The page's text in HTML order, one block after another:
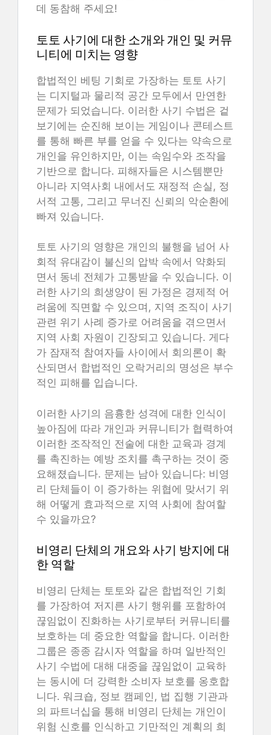
데 동참해 주세요!
토토 사기에 대한 소개와 개인 및 커뮤
니티에 미치는 영향
합법적인 베팅 기회로 가장하는 토토 사기
는 디지털과 물리적 공간 모두에서 만연한
문제가 되었습니다. 이러한 사기 수법은 겉
보기에는 순진해 보이는 게임이나 콘테스트
를 통해 빠른 부를 얻을 수 있다는 약속으로
개인을 유인하지만, 이는 속임수와 조작을
기반으로 합니다. 피해자들은 시스템뿐만
아니라 지역사회 내에서도 재정적 손실, 정
서적 고통, 그리고 무너진 신뢰의 악순환에
빠져 있습니다.
토토 사기의 영향은 개인의 불행을 넘어 사
회적 유대감이 불신의 압박 속에서 약화되
면서 동네 전체가 고통받을 수 있습니다. 이
러한 사기의 희생양이 된 가정은 경제적 어
려움에 직면할 수 있으며, 지역 조직이 사기
관련 위기 사례 증가로 어려움을 겪으면서
지역 사회 자원이 긴장되고 있습니다. 게다
가 잠재적 참여자들 사이에서 회의론이 확
산되면서 합법적인 오락거리의 명성은 부수
적인 피해를 입습니다.
이러한 사기의 음흉한 성격에 대한 인식이
높아짐에 따라 개인과 커뮤니티가 협력하여
이러한 조작적인 전술에 대한 교육과 경계
를 촉진하는 예방 조치를 촉구하는 것이 중
요해졌습니다. 문제는 남아 있습니다: 비영
리 단체들이 이 증가하는 위협에 맞서기 위
해 어떻게 효과적으로 지역 사회에 참여할
수 있을까요?
비영리 단체의 개요와 사기 방지에 대
한 역할
비영리 단체는 토토와 같은 합법적인 기회
를 가장하여 저지른 사기 행위를 포함하여
끊임없이 진화하는 사기로부터 커뮤니티를
보호하는 데 중요한 역할을 합니다. 이러한
그룹은 종종 감시자 역할을 하며 일반적인
사기 수법에 대해 대중을 끊임없이 교육하
는 동시에 더 강력한 소비자 보호를 옹호합
니다. 워크숍, 정보 캠페인, 법 집행 기관과
의 파트너십을 통해 비영리 단체는 개인이
위험 신호를 인식하고 기만적인 계획의 희